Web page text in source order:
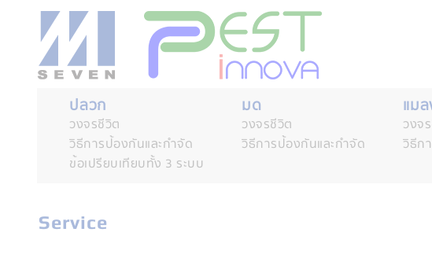
ปลวก
วงจรชีวิต
วิธีการป้องกันและกำจัด
ข้อเปรียบเทียบทั้ง 3 ระบบ
มด
วงจรชีวิต
วิธีการป้องกันและกำจัด
แม
วงจ
วิธีก
Service